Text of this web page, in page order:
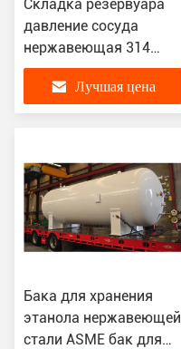
Складка резервуара
давление сосуда
нержавеющая 314
нержавеющая 316L
углерод R345 с ASME
Лучшая цена
Бака для хранения
этанола нержавеющей
стали ASME бак для